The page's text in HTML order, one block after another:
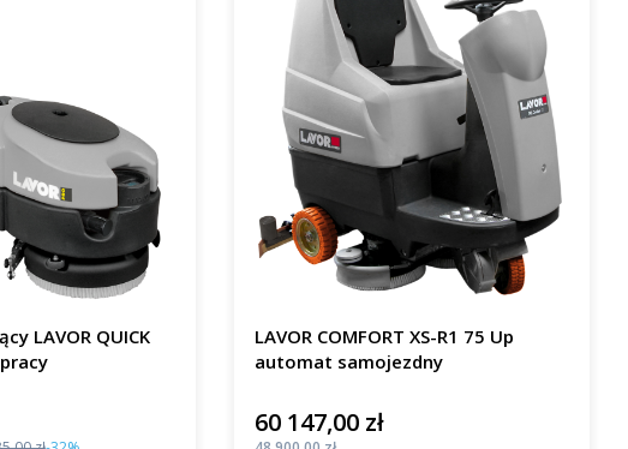
LAVOR QUICK
LAVOR COMFORT XS-R1 75 Up
automat samojezdny
Cena
60 147,00 zł